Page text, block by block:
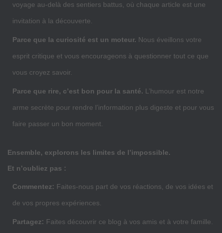
voyage au-delà des sentiers battus, où chaque article est une
invitation à la découverte.
Parce que la curiosité est un moteur. Nous éveillons votre
esprit critique et vous encourageons à questionner tout ce que
vous croyez savoir.
Parce que rire, c’est bon pour la santé. L’humour est notre
arme secrète pour rendre l’information plus digeste et pour vous
faire passer un bon moment.
Ensemble, explorons les limites de l’impossible.
Et n’oubliez pas :
Commentez: Faites-nous part de vos réactions, de vos idées et
de vos propres expériences.
Partagez: Faites découvrir ce blog à vos amis et à votre famille.